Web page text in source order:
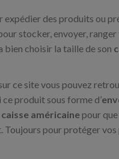
expédier des produits ou
stocker, envoyer,
bien choisir la taille de son
ce site vous pouvez
ce produit sous forme d’
caisse américaine pour
Toujours pour protéger